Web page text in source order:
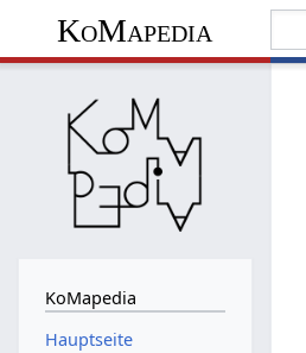
KoMapedia
KoMapedia
Hauptseite